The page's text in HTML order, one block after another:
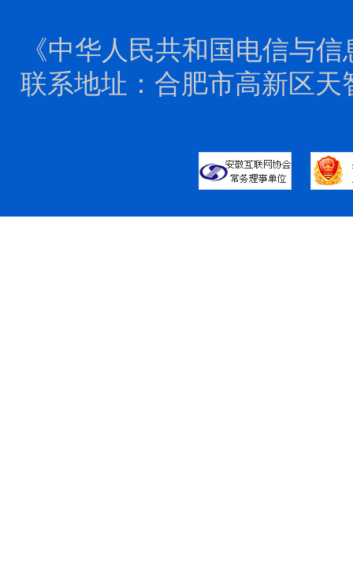
《中华人民共和国电信与
联系地址：合肥市高新区